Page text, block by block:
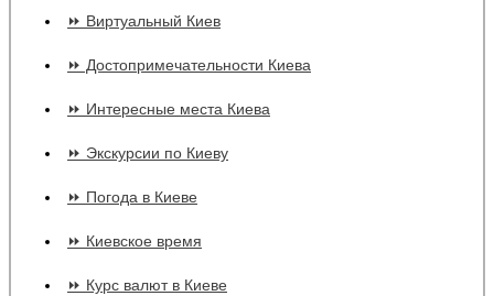
⏩ Виртуальный Киев
⏩ Достопримечательности Киева
⏩ Интересные места Киева
⏩ Экскурсии по Киеву
⏩ Погода в Киеве
⏩ Киевское время
⏩ Курс валют в Киеве